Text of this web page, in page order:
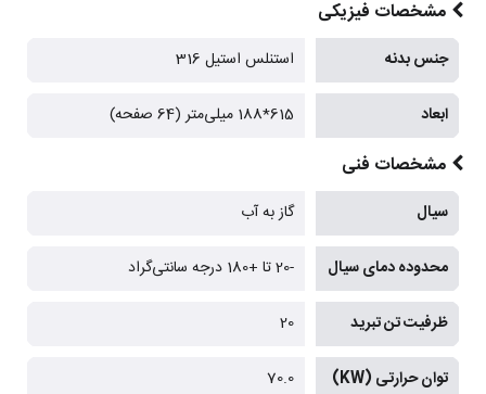
مشخصات فیزیکی
جنس بدنه استنلس استیل 316
ابعاد 615*188 میلی‌متر (64 صفحه)
مشخصات فنی
سیال گاز به آب
محدوده دمای سیال -20 تا +180 درجه سانتی‌گراد
ظرفیت تن تبرید 20
توان حرارتی (KW) 70.0